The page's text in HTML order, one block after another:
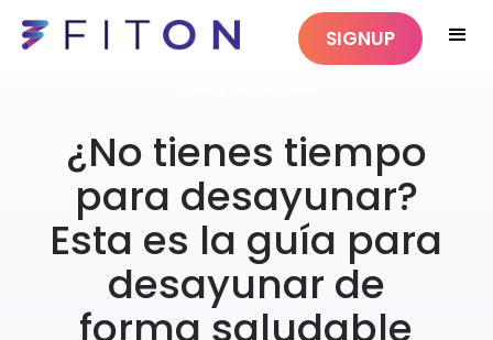
SIGNUP
¿No tienes tiempo
para desayunar?
Esta es la guía para
desayunar de
forma saludable